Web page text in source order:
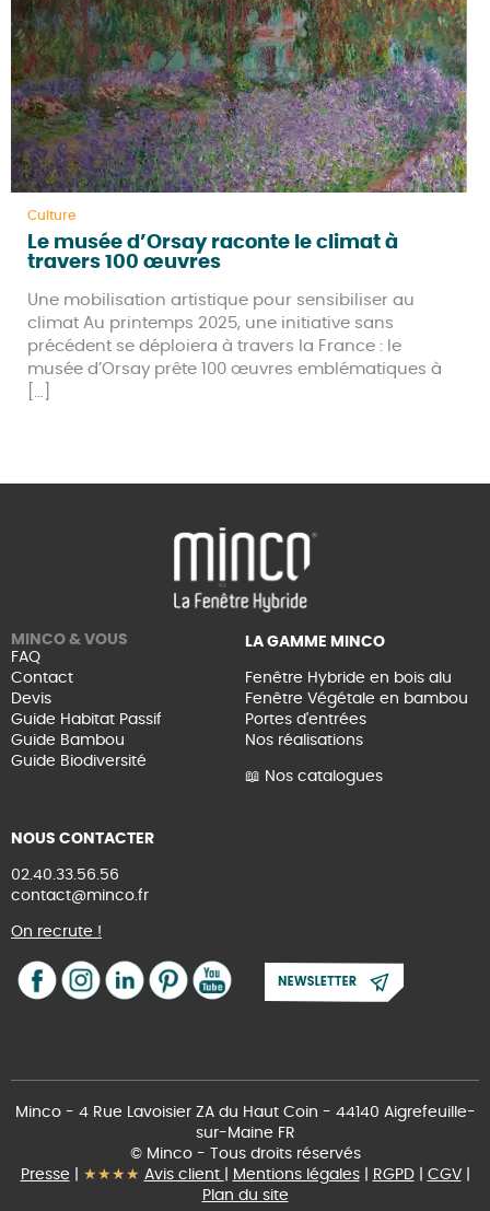
Culture
Le musée d’Orsay raconte le climat à
travers 100 œuvres
Une mobilisation artistique pour sensibiliser au
climat Au printemps 2025, une initiative sans
précédent se déploiera à travers la France : le
musée d’Orsay prête 100 œuvres emblématiques à
MINCO & VOUS
FAQ
Contact
Devis
Guide Habitat Passif
Guide Bambou
Guide Biodiversité
LA GAMME MINCO
Fenêtre Hybride en bois alu
Fenêtre Végétale en bambou
Portes d'entrées
Nos réalisations
📖 Nos catalogues
NOUS CONTACTER
02.40.33.56.56
contact@minco.fr
On recrute !
Minco - 4 Rue Lavoisier ZA du Haut Coin - 44140 Aigrefeuille-
sur-Maine FR
© Minco - Tous droits réservés
Presse
★★★★ Avis client Mentions légales| RGPD| CGV|
Plan du site